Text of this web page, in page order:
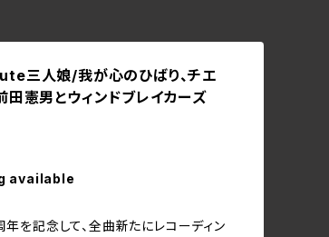
三人娘/我が心のひばり、チエ
憲男とウィンドブレイカーズ
available
を記念して、全曲新たにレコーディン